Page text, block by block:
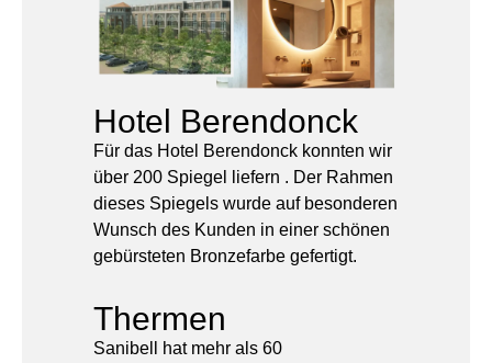
Hotel Berendonck
Für das Hotel Berendonck konnten wir
dieses Spiegels wurde auf besonderen
Wunsch des Kunden in einer schönen
gebürsteten Bronzefarbe gefertigt.
Thermen
Sanibell hat mehr als 60
das Wellnesszentrum der Thermen
Bad Nieuweschans geliefert. Von